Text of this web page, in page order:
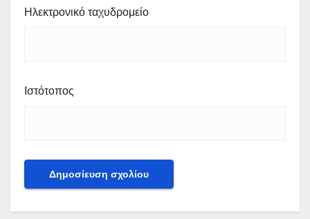
Ηλεκτρονικό ταχυδρομείο
Ιστότοπος